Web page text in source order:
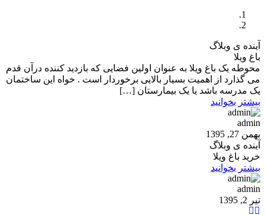
آینده ی وبلاگ
باغ ویلا
محوطه یک باغ ویلا به عنوان اولین فضایی که بازدید کننده درآن قدم
می گذارد از اهمیت بسیار بالایی برخوردار است . خواه این ساختمان
یک مدرسه باشد یا یک بیمارستان […]
بیشتر بخوانید
admin
بهمن 27, 1395
آینده ی وبلاگ
خرید باغ ویلا
بیشتر بخوانید
admin
تیر 2, 1395